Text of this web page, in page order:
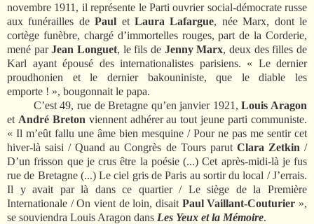
novembre 1911, il représente le Parti ouvrier social-démocrate russe
aux funérailles dePaul etLaura Lafargue, née Marx, dont le
cortège funèbre, chargé d’immortelles rouges, part de la Corderie,
mené parJean Longuet, le fils de Jenny Marx, deux des filles de
Karl ayant épousé des internationalistes parisiens. « Le dernier
proudhonien et le dernier bakouniniste, que le diable les
emporte ! », bougonnait le papa.
C’est 49, rue de Bretagne qu’en janvier 1921,Louis Aragon
et André Breton viennent adhérer au tout jeune parti communiste.
« Il m’eût fallu une âme bien mesquine / Pour ne pas me sentir cet
hiver-là saisi / Quand au Congrès de Tours parut Clara Zetkin /
D’un frisson que je crus être la poésie (...) Cet après-midi-là je fus
rue de Bretagne (...) Le ciel gris de Paris au sortir du local / J’errais.
Il y avait par là dans ce quartier / Le siège de la Première
Internationale / On vient de loin, disait Paul Vaillant-Couturier »,
se souviendra Louis Aragon dans Les Yeux et la Mémoire.